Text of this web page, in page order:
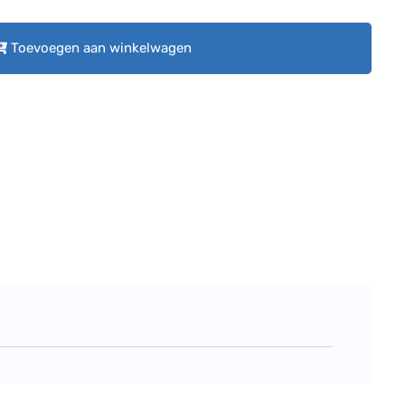
Toevoegen aan winkelwagen